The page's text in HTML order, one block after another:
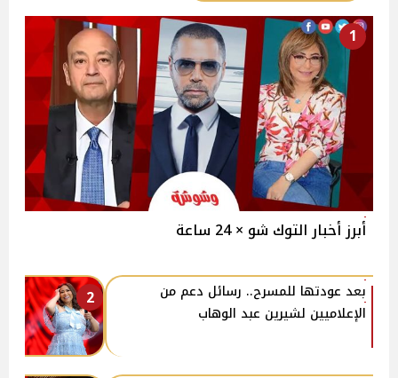
1
أبرز أخبار التوك شو × 24 ساعة
2
بعد عودتها للمسرح.. رسائل دعم من
الإعلاميين لشيرين عبد الوهاب